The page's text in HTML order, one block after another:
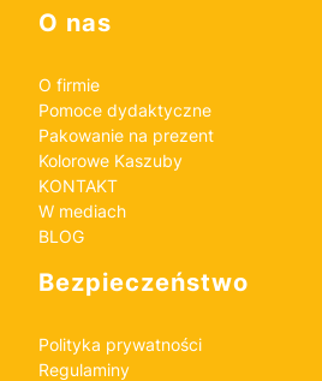
Linki w stopce
O nas
O firmie
Pomoce dydaktyczne
Pakowanie na prezent
Kolorowe Kaszuby
KONTAKT
W mediach
BLOG
Bezpieczeństwo
Polityka prywatności
Regulaminy